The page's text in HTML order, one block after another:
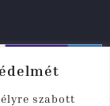
szabott